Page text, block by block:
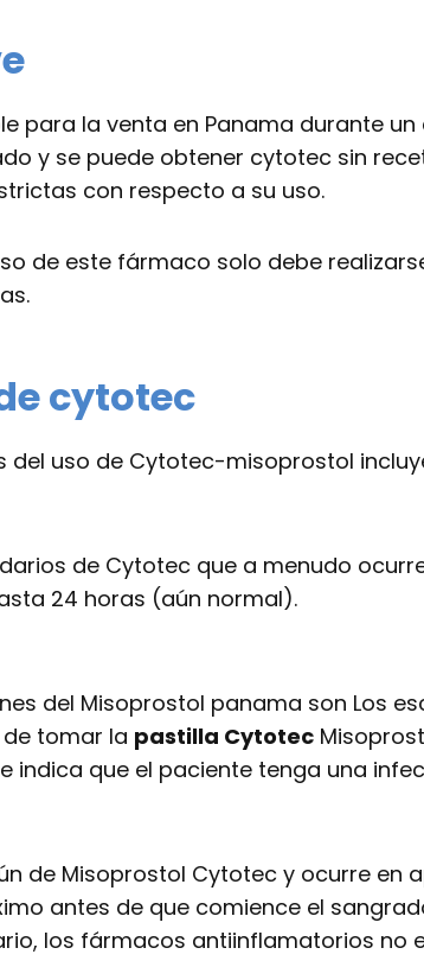
para la venta en Panama durante
y se puede obtener cytotec sin
con respecto a su uso.
de este fármaco solo debe
cytotec
del uso de Cytotec-misoprostol
de Cytotec que a menudo
24 horas (aún normal).
del Misoprostol panama son Los
tomar la pastilla Cytotec
indica que el paciente tenga una
de Misoprostol Cytotec y ocurre en
antes de que comience el
los fármacos antiinflamatorios no